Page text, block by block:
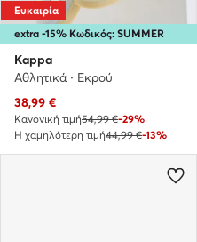
extra -15% Κωδικός: SUMMER
Ευκαιρία
Kappa
Αθλητικά · Εκρού
Τρέχουσα τιμή
38,99 €
Κανονική τιμή54,99 €-29%
Η χαμηλότερη τιμή44,99 €-13%